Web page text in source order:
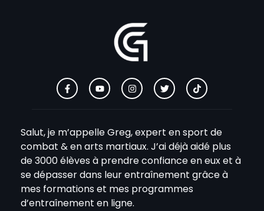
Salut, je m’appelle Greg, expert en sport de
combat & en arts martiaux. J’ai déjà aidé plus
de 3000 élèves à prendre confiance en eux et à
se dépasser dans leur entraînement grâce à
mes formations et mes programmes
d’entraînement en ligne.